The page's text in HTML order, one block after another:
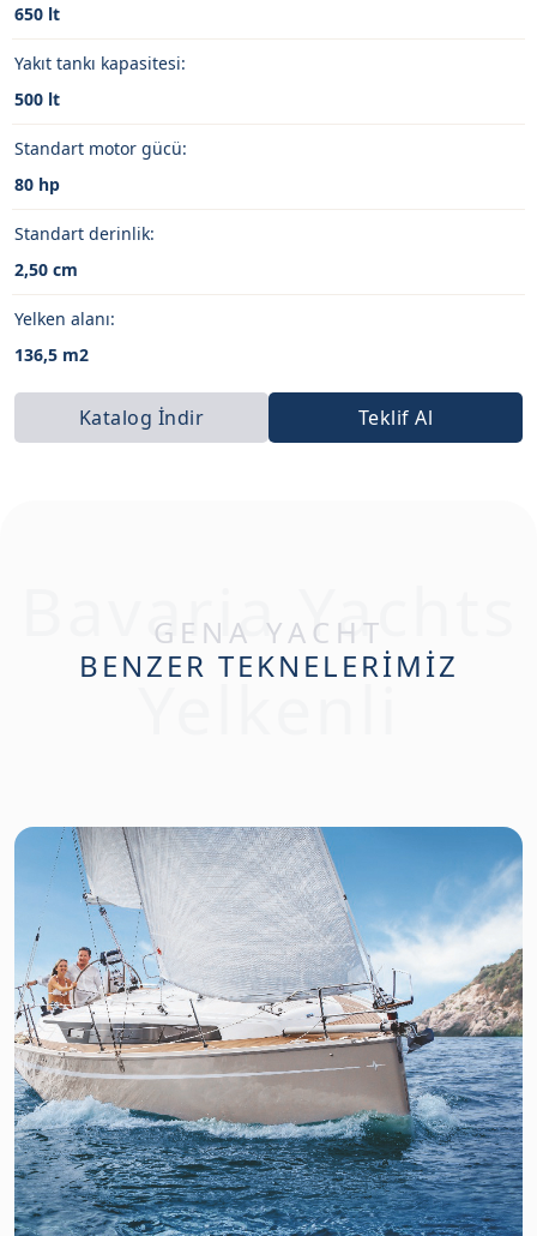
650 lt
Yakıt tankı kapasitesi:
500 lt
Standart motor gücü:
80 hp
Standart derinlik:
2,50 cm
Yelken alanı:
136,5 m2
Katalog İndir Teklif Al
Bavaria Yachts
Yelkenli
GENA YACHT
BENZER TEKNELERİMİZ